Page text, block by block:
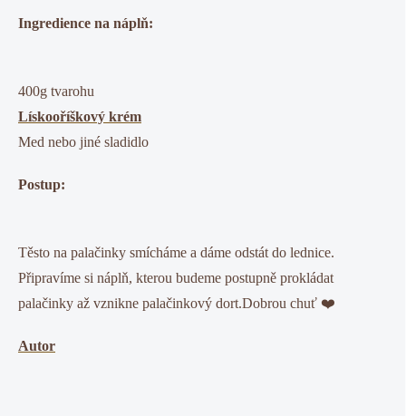
Ingredience na náplň:
400g tvarohu
Lískooříškový krém
Med nebo jiné sladidlo
Postup:
Těsto na palačinky smícháme a dáme odstát do lednice.
Připravíme si náplň, kterou budeme postupně prokládat
palačinky až vznikne palačinkový dort.Dobrou chuť ❤️
Autor